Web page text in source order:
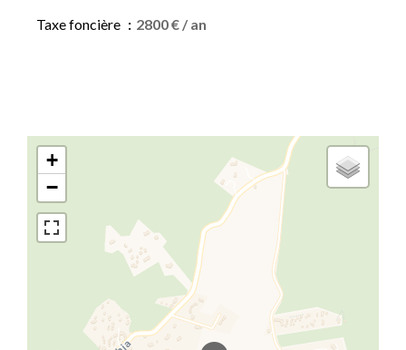
Taxe foncière 2800 € / an
+
−